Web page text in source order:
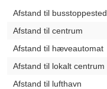
Afstand til busstoppested
Afstand til centrum
Afstand til hæveautomat
Afstand til lokalt centrum
Afstand til lufthavn